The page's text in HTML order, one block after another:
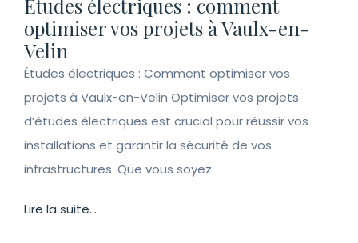
Études électriques : comment
optimiser vos projets à Vaulx-en-
Velin
Études électriques : Comment optimiser vos
projets à Vaulx-en-Velin Optimiser vos projets
d’études électriques est crucial pour réussir vos
installations et garantir la sécurité de vos
infrastructures. Que vous soyez
Lire la suite...